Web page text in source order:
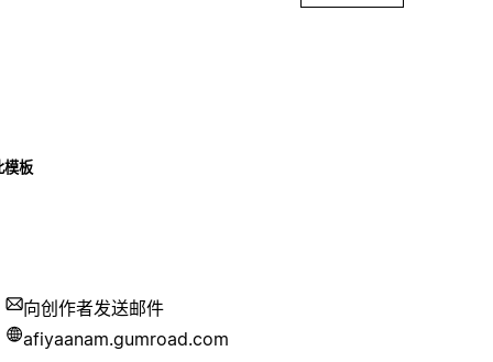
模板
向创作者发送邮件
afiyaanam.gumroad.com